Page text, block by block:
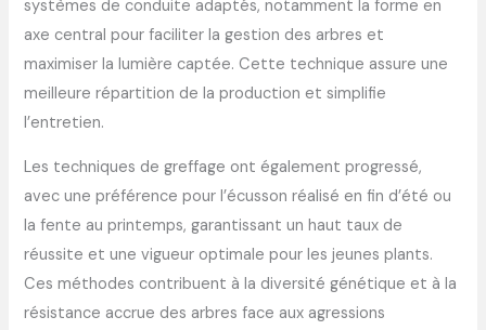
systèmes de conduite adaptés, notamment la forme en
axe central pour faciliter la gestion des arbres et
maximiser la lumière captée. Cette technique assure une
meilleure répartition de la production et simplifie
l’entretien.
Les techniques de greffage ont également progressé,
avec une préférence pour l’écusson réalisé en fin d’été ou
la fente au printemps, garantissant un haut taux de
réussite et une vigueur optimale pour les jeunes plants.
Ces méthodes contribuent à la diversité génétique et à la
résistance accrue des arbres face aux agressions